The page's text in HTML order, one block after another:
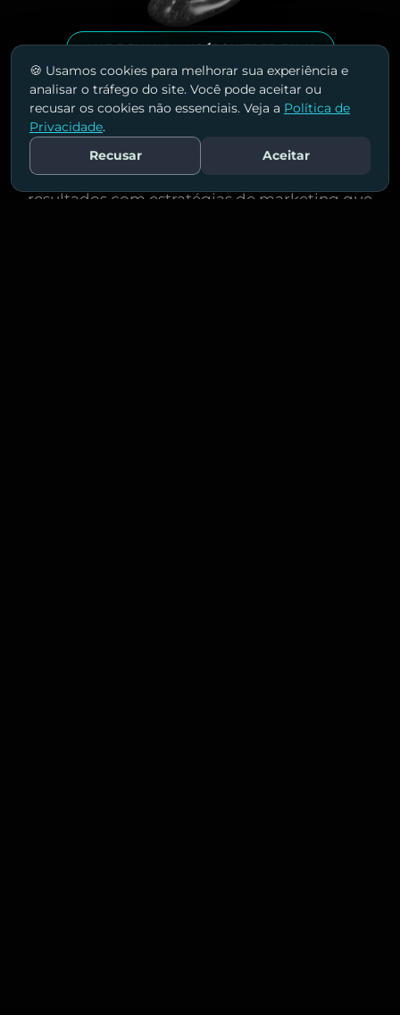
MADE BY HUMANS POWERED BY AI
Conheça nossas
soluções!
Ajudamos empresas a alcançarem mais
resultados com estratégias de marketing que
Fale Conosco
🍪 Usamos cookies para melhorar sua experiência e
analisar o tráfego do site. Você pode aceitar ou
recusar os cookies não essenciais. Veja a Política de
Privacidade.
Recusar
Aceitar